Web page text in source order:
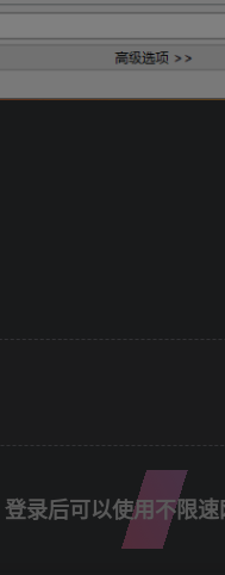
登录后可以使用不限